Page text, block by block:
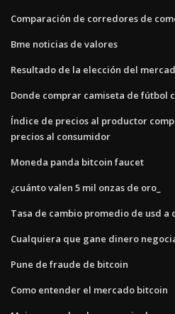
Comparación de corredores de
Bme noticias de valores
Resultado de la elección del
Donde comprar camiseta de fútbol
Índice de precios al productor
precios al consumidor
Moneda panda bitcoin faucet
¿cuánto valen 5 mil onzas de oro_
Tasa de cambio promedio de usd a
Cualquiera que gane dinero
Pune de fraude de bitcoin
Como entender el mercado bitcoin